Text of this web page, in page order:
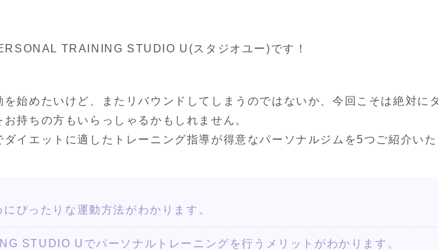
TRAINING STUDIO U(スタジオユー)です！
始めたいけど、またリバウンドしてしまうのではないか、今回こそは絶対に
持ちの方もいらっしゃるかもしれません。
イエットに適したトレーニング指導が得意なパーソナルジムを5つご紹介いた
ぴったりな運動方法がわかります。
STUDIO Uでパーソナルトレーニングを行うメリットがわかります。